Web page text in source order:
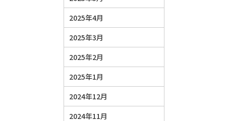
2025年4月
2025年3月
2025年2月
2025年1月
2024年12月
2024年11月